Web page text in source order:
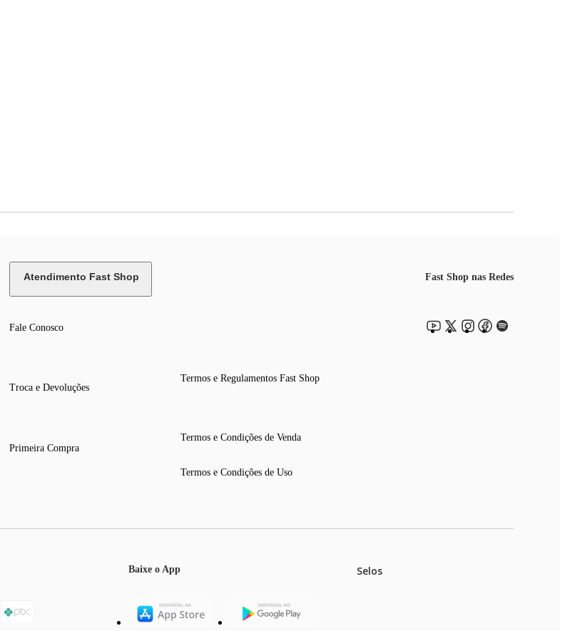
Atendimento Fast Shop
Fale Conosco
Troca e Devoluções
Primeira Compra
Termos e Regulamentos Fast Shop
Termos e Condições de Venda
Termos e Condições de Uso
Fast Shop nas Redes
Baixe o App Selos